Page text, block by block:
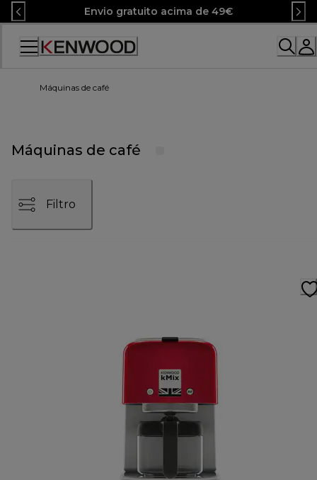
Skip
to
Content
Envio gratuito acima de 49€
Máquinas de café
Máquinas de café
Filtro